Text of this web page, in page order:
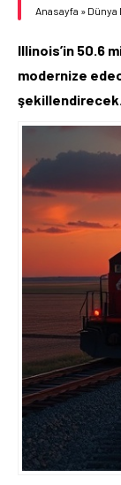
Anasayfa » Dünya
Illinois’in 50.6
modernize
şekillendirecek.